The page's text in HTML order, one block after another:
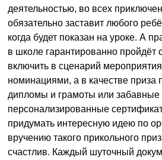
деятельностью, во всех
обязательно заставит любого
когда будет показан на уроке. А
в школе гарантированно пройдёт
включить в сценарий
номинациями, а в качестве приза
дипломы и грамоты или забавные
персонализированные
придумать интересную идею по
вручению такого прикольного
счастлив. Каждый шуточный